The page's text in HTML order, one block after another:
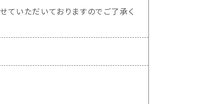
いただいておりますのでご了承く